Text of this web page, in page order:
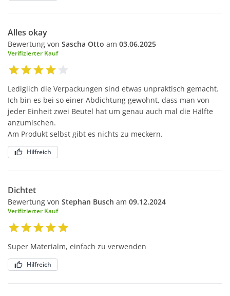
Alles okay
Bewertung von Sascha Otto am 03.06.2025
Verifizierter Kauf
Lediglich die Verpackungen sind etwas unpraktisch gemacht.
Ich bin es bei so einer Abdichtung gewohnt, dass man von
jeder Einheit zwei Beutel hat um genau auch mal die Hälfte
anzumischen.
Am Produkt selbst gibt es nichts zu meckern.
Hilfreich
Dichtet
Bewertung von Stephan Busch am 09.12.2024
Verifizierter Kauf
Super Materialm, einfach zu verwenden
Hilfreich